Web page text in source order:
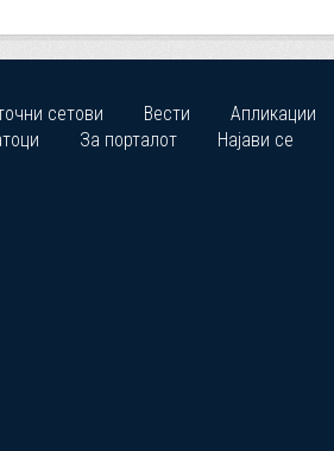
сетови Вести Апликации
За порталот Најави се